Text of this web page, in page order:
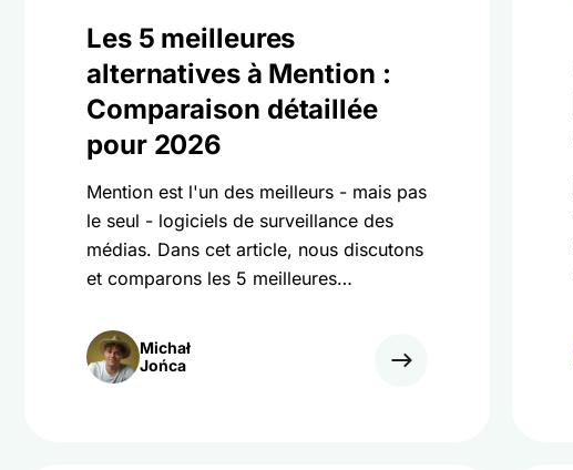
Les 5 meilleures
alternatives à Mention :
Comparaison détaillée
pour 2026
Mention est l'un des meilleurs - mais pas
le seul - logiciels de surveillance des
médias. Dans cet article, nous discutons
et comparons les 5 meilleures
Michał
Jońca